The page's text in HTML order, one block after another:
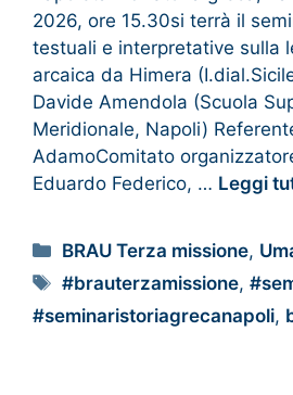
2026, ore 15.30si terrà il
testuali e interpretative sulla
arcaica da Himera
Davide Amendola (Scuola
Meridionale, Napoli)
AdamoComitato
Eduardo Federico, … Leggi
BRAU Terza missione,
#brauterzamissione,
#seminaristoriagrecanapoli,